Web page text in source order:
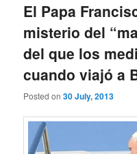
El Papa
misterio del
del que los
cuando viajó a
Posted on30 July, 2013